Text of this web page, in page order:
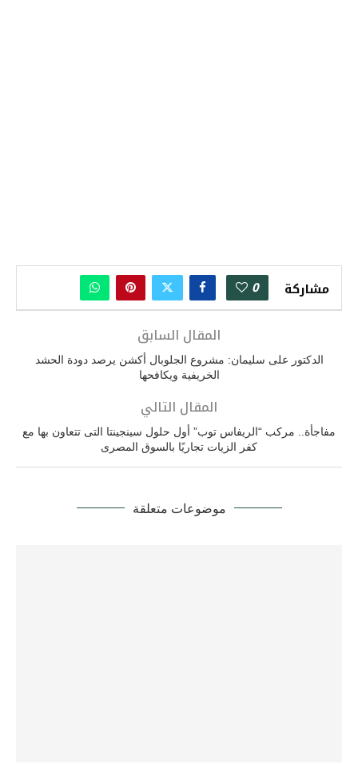
مشاركة 0
المقال السابق
الدكتور على سليمان: مشروع الجلوبال أكشن يرصد دودة الحشد
الخريفية ويكافحها
المقال التالي
مفاجأة.. مركب “الريفاس توب” أول حلول سينجينتا التى تتعاون بها مع
كفر الزيات تجاريًا بالسوق المصرى
موضوعات متعلقة